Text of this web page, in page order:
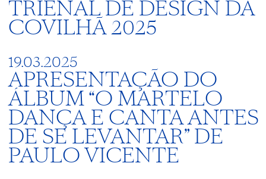
TRIENAL DE DESIGN DA
COVILHÃ 2025
19.03.2025
APRESENTAÇÃO DO
ÁLBUM “O MARTELO
DANÇA E CANTA ANTES
DE SE LEVANTAR” DE
PAULO VICENTE